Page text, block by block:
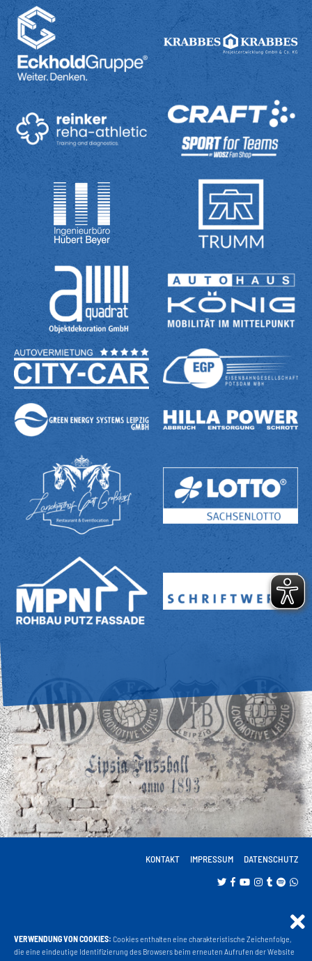
KONTAKT IMPRESSUM DATENSCHUTZ
Projekt Liga 3
VERWENDUNG VON COOKIES: Cookies enthalten eine charakteristische Zeichenfolge,
die eine eindeutige Identifizierung des Browsers beim erneuten Aufrufen der Website